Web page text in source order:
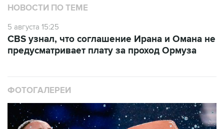
5 августа 15:25
предусматривает плату за проход Ормуза